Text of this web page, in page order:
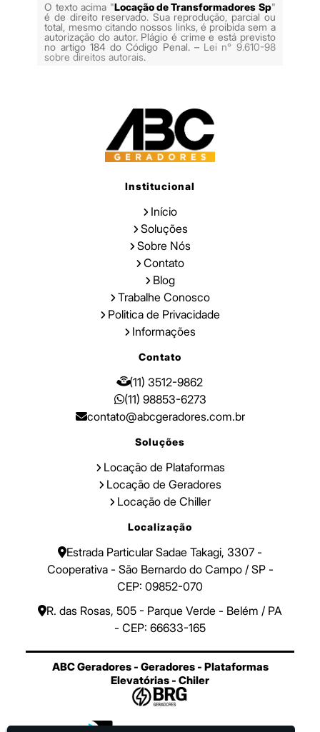
O texto acima "Locação de Transformadores Sp"
é de direito reservado. Sua reprodução, parcial ou
total, mesmo citando nossos links, é proibida sem a
autorização do autor. Plágio é crime e está previsto
no artigo 184 do Código Penal. – Lei n° 9.610-98
sobre direitos autorais.
Institucional
Início
Soluções
Sobre Nós
Contato
Blog
Trabalhe Conosco
Politica de Privacidade
Informações
Contato
(11) 3512-9862
(11) 98853-6273
contato@abcgeradores.com.br
Soluções
Locação de Plataformas
Locação de Geradores
Locação de Chiller
Localização
Estrada Particular Sadae Takagi, 3307 -
Cooperativa - São Bernardo do Campo / SP -
CEP: 09852-070
R. das Rosas, 505 - Parque Verde - Belém / PA
- CEP: 66633-165
ABC Geradores - Geradores - Plataformas
Elevatórias - Chiler